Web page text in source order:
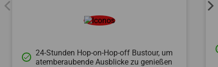
done
24-Stunden Hop-on-Hop-off Bustour, um
atemberaubende Ausblicke zu genießen